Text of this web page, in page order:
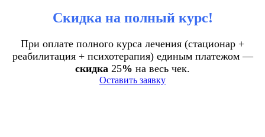
Скидка на полный курс!
При оплате полного курса лечения (стационар +
реабилитация + психотерапия) единым платежом —
скидка 25% на весь чек.
Оставить заявку